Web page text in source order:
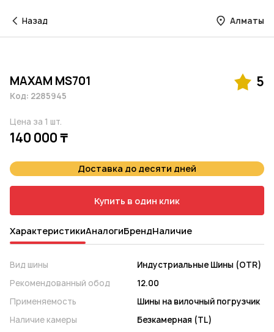
Назад Алматы
MAXAM MS701 5
Код: 2285945
Цена за 1 шт.
140 000 ₸
Доставка до десяти дней
Купить в один клик
ХарактеристикиАналогиБрендНаличие
Вид шины
Индустриальные Шины (OTR)
Рекомендованный обод
12.00
Применяемость
Шины на вилочный погрузчик
Наличие камеры
Безкамерная (TL)